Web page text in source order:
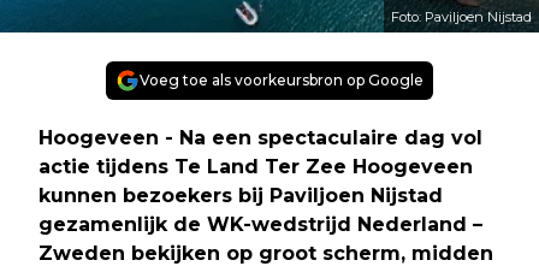
Foto: Paviljoen Nijstad
Voeg toe als voorkeursbron op Google
Hoogeveen - Na een spectaculaire dag vol
actie tijdens Te Land Ter Zee Hoogeveen
kunnen bezoekers bij Paviljoen Nijstad
gezamenlijk de WK-wedstrijd Nederland –
Zweden bekijken op groot scherm, midden